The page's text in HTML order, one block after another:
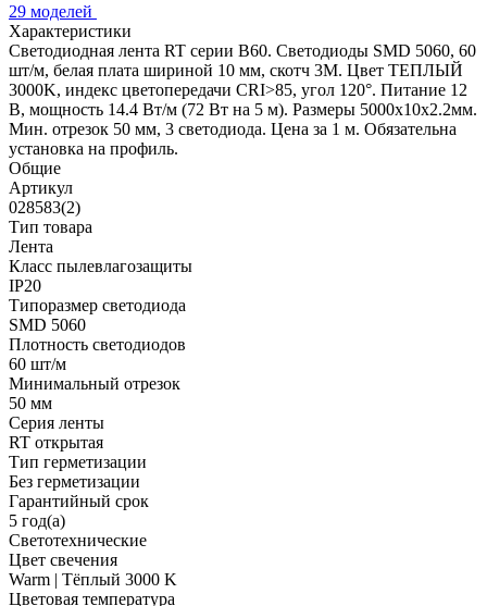
29 моделей
Характеристики
Светодиодная лента RT серии B60. Светодиоды SMD 5060, 60
шт/м, белая плата шириной 10 мм, скотч 3M. Цвет ТЕПЛЫЙ
3000K, индекс цветопередачи CRI>85, угол 120°. Питание 12
В, мощность 14.4 Вт/м (72 Вт на 5 м). Размеры 5000x10x2.2мм.
Мин. отрезок 50 мм, 3 светодиода. Цена за 1 м. Обязательна
установка на профиль.
Общие
Артикул
028583(2)
Тип товара
Лента
Класс пылевлагозащиты
IP20
Типоразмер светодиода
SMD 5060
Плотность светодиодов
60 шт/м
Минимальный отрезок
50 мм
Серия ленты
RT открытая
Тип герметизации
Без герметизации
Гарантийный срок
5 год(а)
Светотехнические
Цвет свечения
Warm | Тёплый 3000 K
Цветовая температура